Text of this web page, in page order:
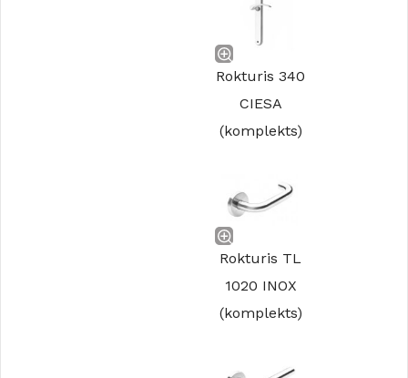
Rokturis 340
CIESA
(komplekts)
Rokturis TL
1020 INOX
(komplekts)